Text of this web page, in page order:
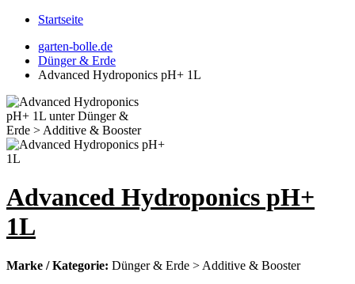
Startseite
garten-bolle.de
Dünger & Erde
Advanced Hydroponics pH+ 1L
Advanced Hydroponics pH+
1L
Marke / Kategorie: Dünger & Erde > Additive & Booster